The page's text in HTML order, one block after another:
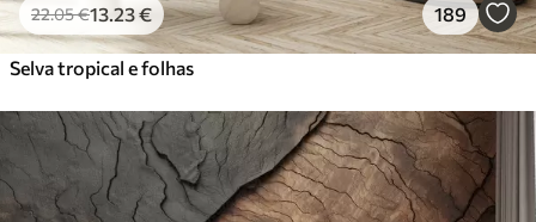
22.05€13 .23€ 189
Selva tropical e folhas